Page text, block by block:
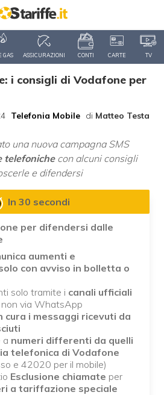
GAS ASSICURAZIONI CONTI CARTE TV
i consigli di Vodafone per
Telefonia Mobile di Matteo Testa
una nuova campagna SMS
telefonichecon alcuni consigli
e difendersi
In 30 secondi
per difendersi dalle
aumenti e
con avviso in bolletta o
solo tramite i canali ufficiali
via WhatsApp
cura i messaggi ricevuti da
a numeri differenti da quelli
telefonica di Vodafone
e 42020 per il mobile)
Esclusione chiamate per
a tariffazione speciale